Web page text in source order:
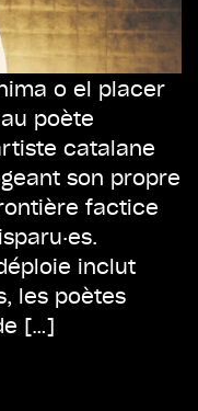
o el placer
poète
catalane
son propre
factice
inclut
les poètes
[…]